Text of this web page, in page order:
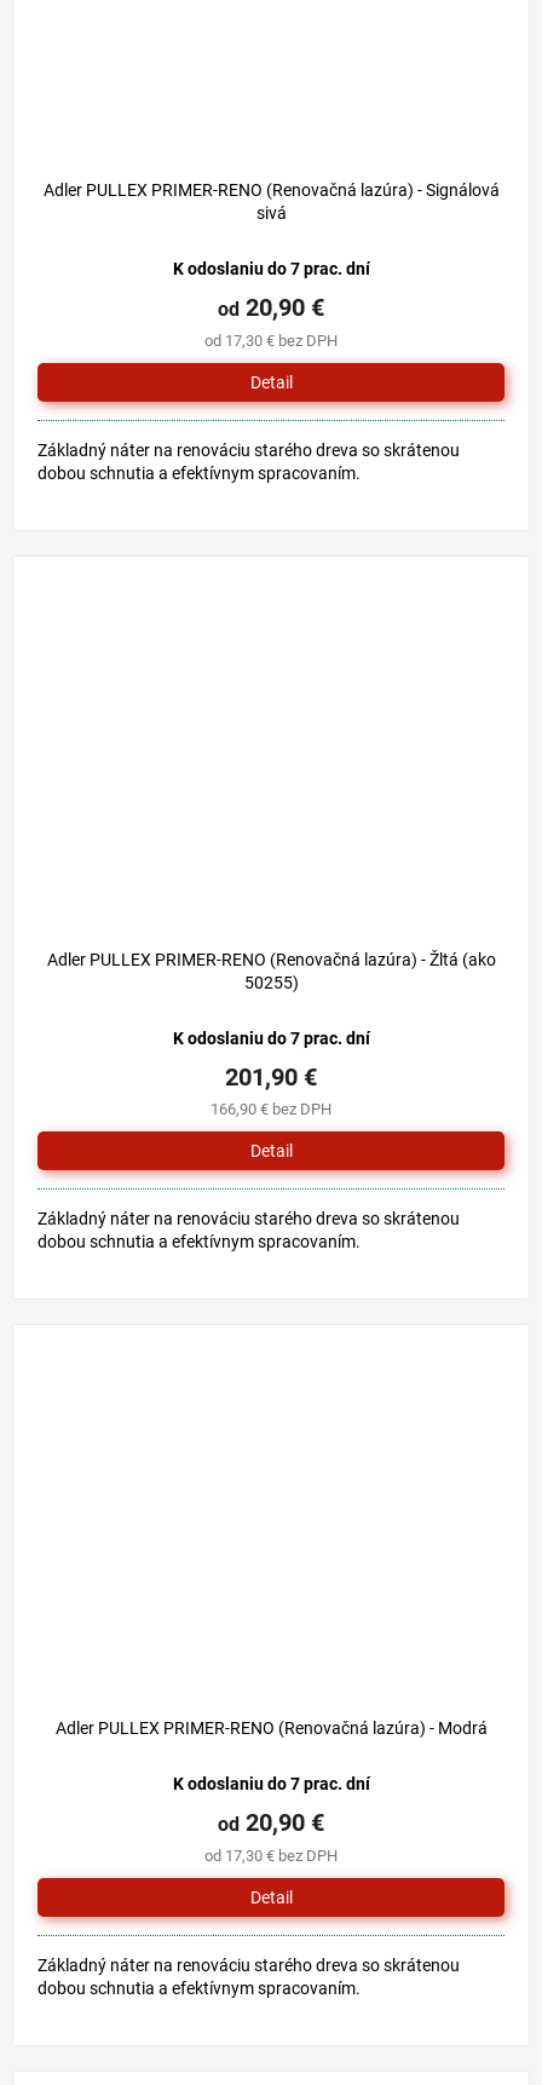
Adler PULLEX PRIMER-RENO (Renovačná lazúra) - Signálová
sivá
K odoslaniu do 7 prac. dní
od 17,30 € bez DPH
od 20,90 €
Detail
Základný náter na renováciu starého dreva so skrátenou
dobou schnutia a efektívnym spracovaním.
Adler PULLEX PRIMER-RENO (Renovačná lazúra) - Žltá (ako
50255)
K odoslaniu do 7 prac. dní
166,90 € bez DPH
201,90 €
Detail
Základný náter na renováciu starého dreva so skrátenou
dobou schnutia a efektívnym spracovaním.
Adler PULLEX PRIMER-RENO (Renovačná lazúra) - Modrá
K odoslaniu do 7 prac. dní
od 17,30 € bez DPH
od 20,90 €
Detail
Základný náter na renováciu starého dreva so skrátenou
dobou schnutia a efektívnym spracovaním.